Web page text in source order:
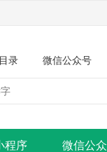
录 微信公众号
程序 微信公